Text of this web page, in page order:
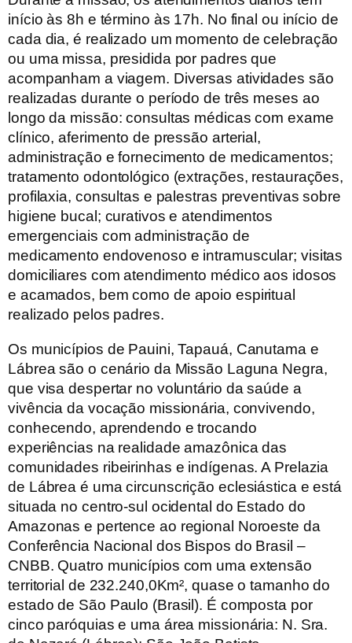
início às 8h e término às 17h. No final ou início de
cada dia, é realizado um momento de celebração
ou uma missa, presidida por padres que
acompanham a viagem. Diversas atividades são
realizadas durante o período de três meses ao
longo da missão: consultas médicas com exame
clínico, aferimento de pressão arterial,
administração e fornecimento de medicamentos;
tratamento odontológico (extrações, restaurações,
profilaxia, consultas e palestras preventivas sobre
higiene bucal; curativos e atendimentos
emergenciais com administração de
medicamento endovenoso e intramuscular; visitas
domiciliares com atendimento médico aos idosos
e acamados, bem como de apoio espiritual
realizado pelos padres.
Os municípios de Pauini, Tapauá, Canutama e
Lábrea são o cenário da Missão Laguna Negra,
que visa despertar no voluntário da saúde a
vivência da vocação missionária, convivendo,
conhecendo, aprendendo e trocando
experiências na realidade amazônica das
comunidades ribeirinhas e indígenas. A Prelazia
de Lábrea é uma circunscrição eclesiástica e está
situada no centro-sul ocidental do Estado do
Amazonas e pertence ao regional Noroeste da
Conferência Nacional dos Bispos do Brasil –
CNBB. Quatro municípios com uma extensão
territorial de 232.240,0Km², quase o tamanho do
estado de São Paulo (Brasil). É composta por
cinco paróquias e uma área missionária: N. Sra.